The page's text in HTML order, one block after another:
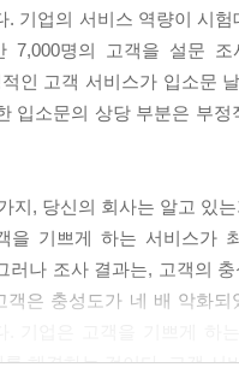
일 때는 단순함이 최선이
않아서가 아니다. 그런 일
다고 채널 전환을 다 막을
일은 충분히 할 만하다. ---
화 해결률이 70~80퍼센트
우라면 회사는 서비스 성
은 오직 40퍼센트의 문제
. 기업의 서비스 역량이 시
7,000명의 고객을 설문
인 고객 서비스가 입소문
입소문의 상당 부분은 부
지, 당신의 회사는 알고 있
을 기쁘게 하는 서비스가
러나 조사 결과는, 고객의
객은 충성도가 네 배 악화
해결하는 것이다. 고객